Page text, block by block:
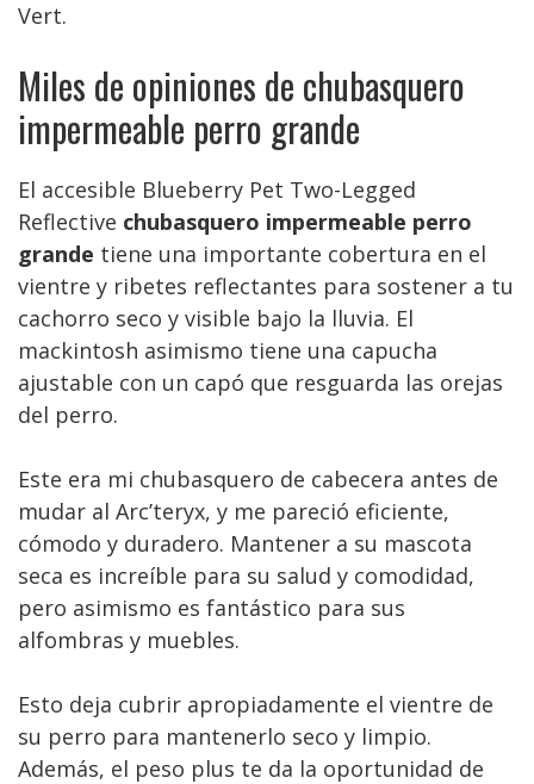
Vert.
Miles de opiniones de chubasquero
impermeable perro grande
El accesible Blueberry Pet Two-Legged
Reflective chubasquero impermeable perro
grande tiene una importante cobertura en el
vientre y ribetes reflectantes para sostener a tu
cachorro seco y visible bajo la lluvia. El
mackintosh asimismo tiene una capucha
ajustable con un capó que resguarda las orejas
del perro.
Este era mi chubasquero de cabecera antes de
mudar al Arc’teryx, y me pareció eficiente,
cómodo y duradero. Mantener a su mascota
seca es increíble para su salud y comodidad,
pero asimismo es fantástico para sus
alfombras y muebles.
Esto deja cubrir apropiadamente el vientre de
su perro para mantenerlo seco y limpio.
Además, el peso plus te da la oportunidad de